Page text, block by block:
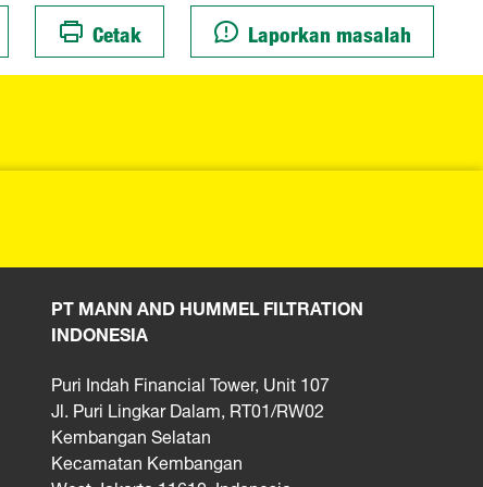
Cetak Laporkan masalah
PT MANN AND HUMMEL FILTRATION
INDONESIA
Puri Indah Financial Tower, Unit 107
Jl. Puri Lingkar Dalam, RT01/RW02
Kembangan Selatan
Kecamatan Kembangan